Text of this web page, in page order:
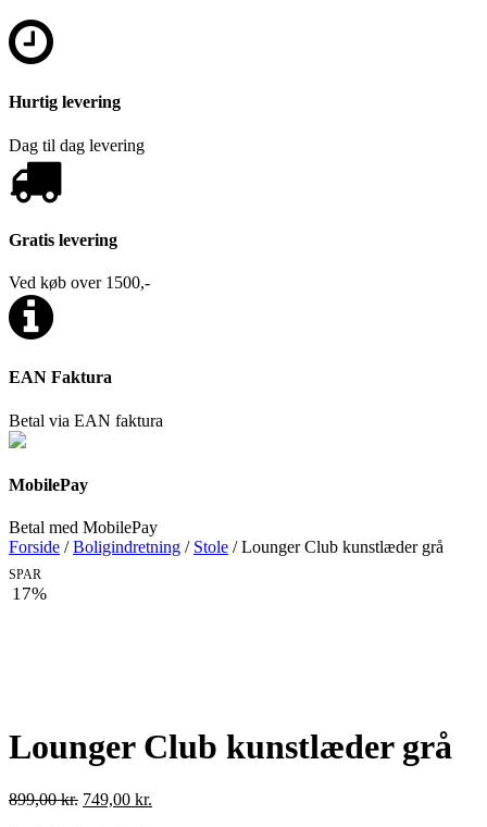
Hurtig levering
Dag til dag levering
Gratis levering
Ved køb over 1500,-
EAN Faktura
Betal via EAN faktura
MobilePay
Betal med MobilePay
Forside /Boligindretning / Stole / Lounger Club kunstlæder grå
SPAR
17%
Lounger Club kunstlæder grå
899,00kr. Den
749,00 kr.